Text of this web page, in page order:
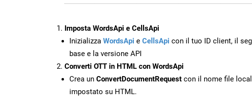
Imposta WordsApi e CellsApi
Inizializza WordsApi e CellsApi con il tuo ID client, il
base e la versione API
Converti OTT in HTML con WordsApi
Crea un ConvertDocumentRequest con il nome file
impostato su HTML.